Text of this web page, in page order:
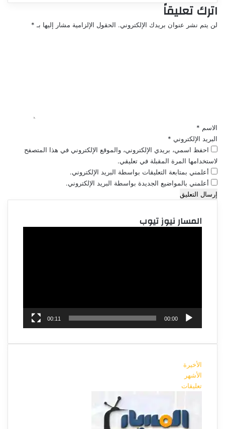
اترك تعليقاً
لن يتم نشر عنوان بريدك الإلكتروني. الحقول الإلزامية مشار إليها بـ *
الاسم *
البريد الإلكتروني *
احفظ اسمي، بريدي الإلكتروني، والموقع الإلكتروني في هذا المتصفح
لاستخدامها المرة المقبلة في تعليقي.
أعلمني بمتابعة التعليقات بواسطة البريد الإلكتروني.
أعلمني بالمواضيع الجديدة بواسطة البريد الإلكتروني.
المسار نيوز تيوب
00:00
00:11
الأخيرة
الأشهر
تعليقات